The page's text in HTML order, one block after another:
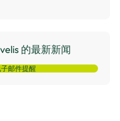
的最新新闻
邮件提醒